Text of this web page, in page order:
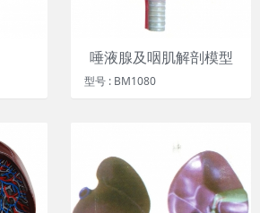
唾液腺及咽肌解剖模型
型号 : BM1080